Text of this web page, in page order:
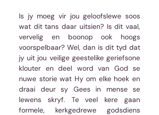
Is jy moeg vir jou geloofslewe soos
wat dit tans daar uitsien? Is dit vaal,
vervelig en boonop ook hoogs
voorspelbaar? Wel, dan is dit tyd dat
jy uit jou veilige geestelike geriefsone
klouter en deel word van God se
nuwe storie wat Hy om elke hoek en
draai deur sy Gees in mense se
lewens skryf. Te veel kere gaan
formele, kerkgedrewe godsdiens